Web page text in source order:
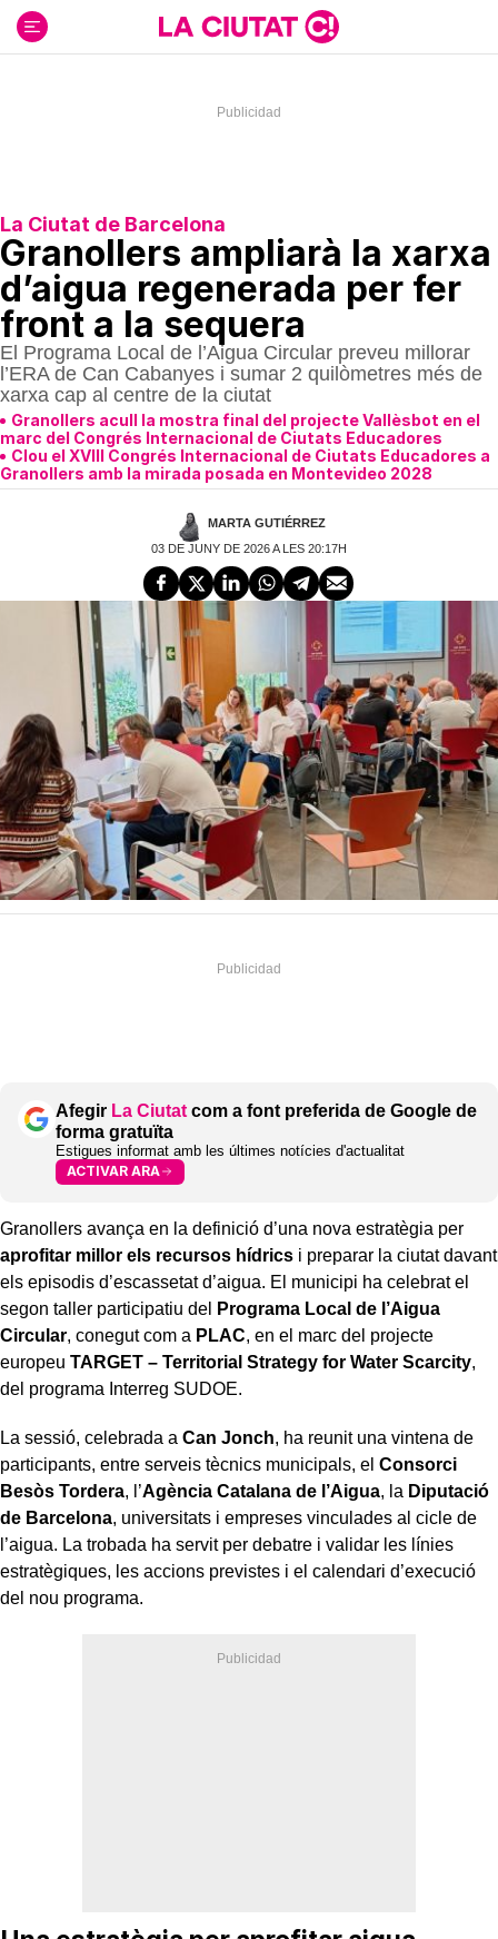
contenido
La Ciutat de Barcelona
Granollers ampliarà la xarxa
d’aigua regenerada per fer
front a la sequera
El Programa Local de l’Aigua Circular preveu millorar
l’ERA de Can Cabanyes i sumar 2 quilòmetres més de
xarxa cap al centre de la ciutat
Granollers acull la mostra final del projecte Vallèsbot en el
marc del Congrés Internacional de Ciutats Educadores
Clou el XVIII Congrés Internacional de Ciutats Educadores a
Granollers amb la mirada posada en Montevideo 2028
MARTA GUTIÉRREZ
03 DE JUNY DE 2026 A LES 20:17H
Afegir La Ciutat com a font preferida de Google de
forma gratuïta
Estigues informat amb les últimes notícies d'actualitat
ACTIVAR ARA
Granollers avança en la definició d’una nova estratègia per
aprofitar millor els recursos hídrics i preparar la ciutat davant
els episodis d’escassetat d’aigua. El municipi ha celebrat el
segon taller participatiu del
Programa Local de l’Aigua
Circular, conegut com a PLAC, en el marc del projecte
europeu TARGET – Territorial Strategy for Water Scarcity,
del programa Interreg SUDOE.
La sessió, celebrada a Can Jonch, ha reunit una vintena de
participants, entre serveis tècnics municipals, el Consorci
Besòs Tordera, l’Agència Catalana de l’Aigua, la Diputació
de Barcelona, universitats i empreses vinculades al cicle de
l’aigua. La trobada ha servit per debatre i validar les línies
estratègiques, les accions previstes i el calendari d’execució
del nou programa.